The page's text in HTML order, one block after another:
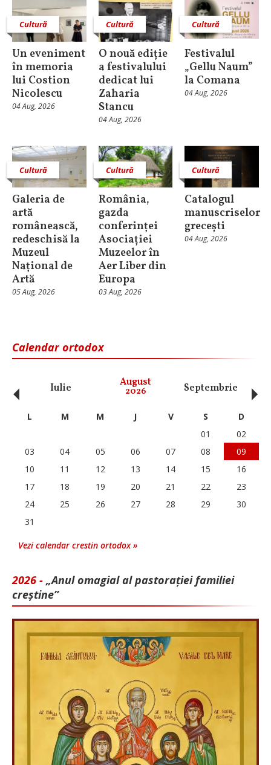
Cultură
Un eveniment
în memoria
lui Costion
Nicolescu
04 Aug, 2026
Cultură
O nouă ediție
a festivalului
dedicat lui
Zaharia
Stancu
04 Aug, 2026
Cultură
Festivalul
„Gellu Naum”
la Comana
04 Aug, 2026
Cultură
Galeria de
artă
românească,
redeschisă la
Muzeul
Național de
Artă
05 Aug, 2026
Cultură
România,
gazda
conferinței
Asociației
Muzeelor în
Aer Liber din
Europa
03 Aug, 2026
Cultură
Catalogul
manuscriselor
grecești
04 Aug, 2026
Calendar ortodox
Iulie August
2026 Septembrie
‹ L M M J V S
D
01
02
03
04 05 06 07 08
09
10
11 12 13 14 15
16
17
18 19 20 21 22
23
24
25 26 27 28 29
30
31
Vezi calendar crestin ortodox »
2026 - „Anul omagial al pastorației familiei
creștine”